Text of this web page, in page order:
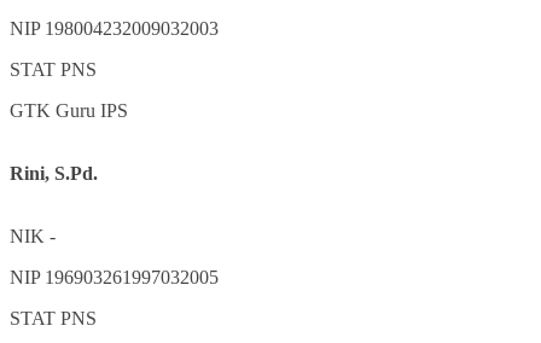
NIP 198004232009032003
STAT PNS
GTK Guru IPS
Rini, S.Pd.
NIK -
NIP 196903261997032005
STAT PNS